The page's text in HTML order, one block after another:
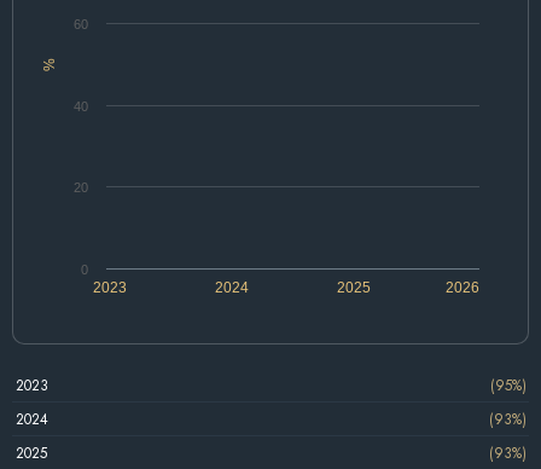
%
2024 2026
2023 2025
0
20
40
60
2023
(95%)
2024
(93%)
2025
(93%)